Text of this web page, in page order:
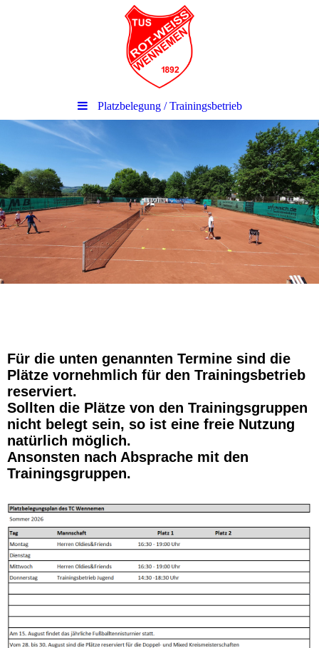
Platzbelegung / Trainingsbetrieb
Für die unten genannten Termine sind die
Plätze vornehmlich für den Trainingsbetrieb
reserviert.
Sollten die Plätze von den Trainingsgruppen
nicht belegt sein, so ist eine freie Nutzung
natürlich möglich.
Ansonsten nach Absprache mit den
Trainingsgruppen.